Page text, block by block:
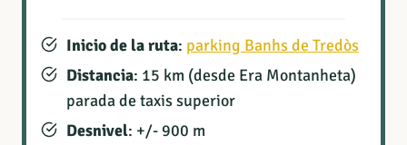
Inicio de la ruta: parking Banhs de Tredòs
Distancia: 15 km (desde Era Montanheta)
parada de taxis superior
Desnivel: +/- 900 m